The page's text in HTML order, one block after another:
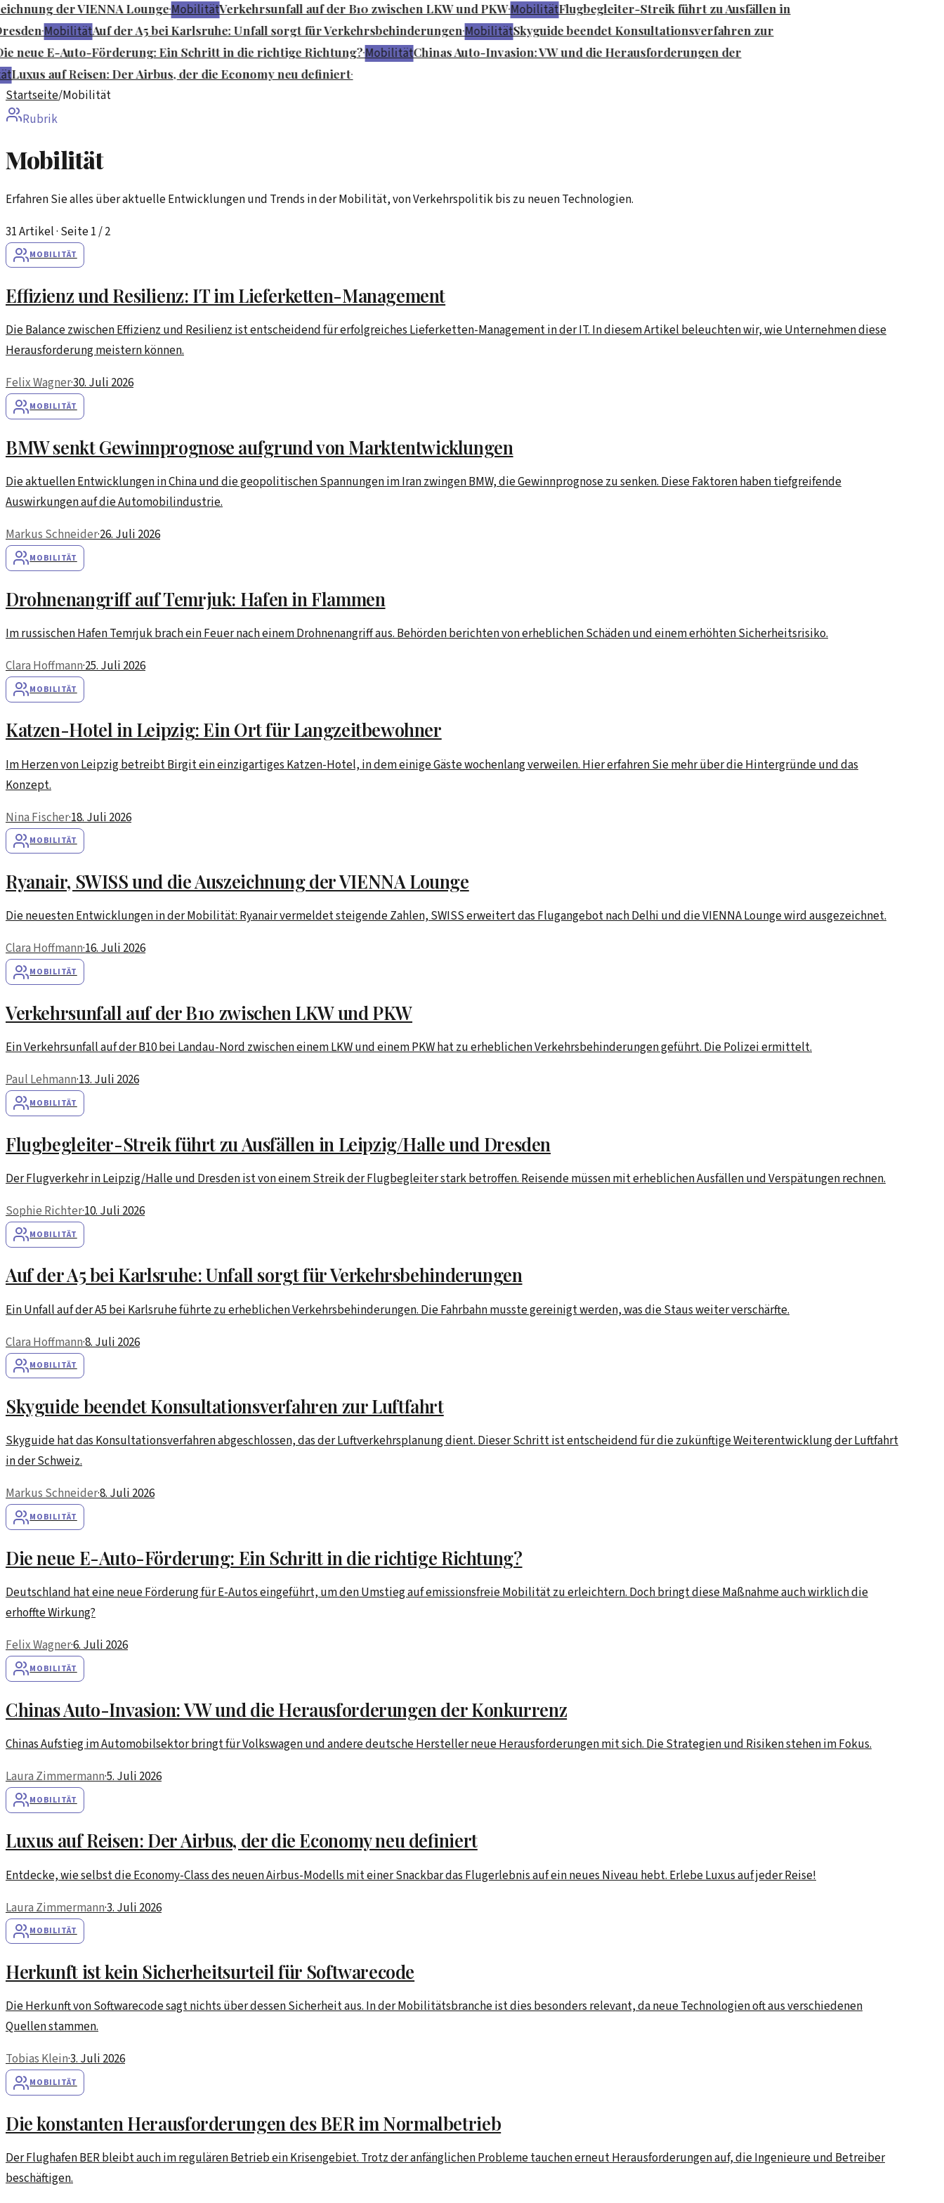
der VIENNA Lounge·MobilitätVerkehrsunfall auf der B10 zwischen LKW und PKW·MobilitätFlugbegleiter-Streik führt zu Ausfällen in
·MobilitätAuf der A5 bei Karlsruhe: Unfall sorgt für Verkehrsbehinderungen·MobilitätSkyguide beendet Konsultationsverfahren zur
neue E-Auto-Förderung: Ein Schritt in die richtige Richtung?·MobilitätChinas Auto-Invasion: VW und die Herausforderungen der
Luxus auf Reisen: Der Airbus, der die Economy neu definiert·
Startseite/Mobilität
Rubrik
Mobilität
Erfahren Sie alles über aktuelle Entwicklungen und Trends in der Mobilität, von Verkehrspolitik bis zu neuen Technologien.
31Artikel· Seite 1 / 2
MOBILITÄT
Effizienz und Resilienz: IT im Lieferketten-Management
Die Balance zwischen Effizienz und Resilienz ist entscheidend für erfolgreiches Lieferketten-Management in der IT. In diesem Artikel beleuchten wir, wie Unternehmen diese
Herausforderung meistern können.
Felix Wagner·30. Juli 2026
MOBILITÄT
BMW senkt Gewinnprognose aufgrund von Marktentwicklungen
Die aktuellen Entwicklungen in China und die geopolitischen Spannungen im Iran zwingen BMW, die Gewinnprognose zu senken. Diese Faktoren haben tiefgreifende
Auswirkungen auf die Automobilindustrie.
Markus Schneider·26. Juli 2026
MOBILITÄT
Drohnenangriff auf Temrjuk: Hafen in Flammen
Im russischen Hafen Temrjuk brach ein Feuer nach einem Drohnenangriff aus. Behörden berichten von erheblichen Schäden und einem erhöhten Sicherheitsrisiko.
Clara Hoffmann·25. Juli 2026
MOBILITÄT
Katzen-Hotel in Leipzig: Ein Ort für Langzeitbewohner
Im Herzen von Leipzig betreibt Birgit ein einzigartiges Katzen-Hotel, in dem einige Gäste wochenlang verweilen. Hier erfahren Sie mehr über die Hintergründe und das
Konzept.
Nina Fischer·18. Juli 2026
MOBILITÄT
Ryanair, SWISS und die Auszeichnung der VIENNA Lounge
Die neuesten Entwicklungen in der Mobilität: Ryanair vermeldet steigende Zahlen, SWISS erweitert das Flugangebot nach Delhi und die VIENNA Lounge wird ausgezeichnet.
Clara Hoffmann·16. Juli 2026
MOBILITÄT
Verkehrsunfall auf der B10 zwischen LKW und PKW
Ein Verkehrsunfall auf der B10 bei Landau-Nord zwischen einem LKW und einem PKW hat zu erheblichen Verkehrsbehinderungen geführt. Die Polizei ermittelt.
Paul Lehmann·13. Juli 2026
MOBILITÄT
Flugbegleiter-Streik führt zu Ausfällen in Leipzig/Halle und Dresden
Der Flugverkehr in Leipzig/Halle und Dresden ist von einem Streik der Flugbegleiter stark betroffen. Reisende müssen mit erheblichen Ausfällen und Verspätungen rechnen.
Sophie Richter·10. Juli 2026
MOBILITÄT
Auf der A5 bei Karlsruhe: Unfall sorgt für Verkehrsbehinderungen
Ein Unfall auf der A5 bei Karlsruhe führte zu erheblichen Verkehrsbehinderungen. Die Fahrbahn musste gereinigt werden, was die Staus weiter verschärfte.
Clara Hoffmann·8. Juli 2026
MOBILITÄT
Skyguide beendet Konsultationsverfahren zur Luftfahrt
Skyguide hat das Konsultationsverfahren abgeschlossen, das der Luftverkehrsplanung dient. Dieser Schritt ist entscheidend für die zukünftige Weiterentwicklung der Luftfahrt
in der Schweiz.
Markus Schneider·8. Juli 2026
MOBILITÄT
Die neue E-Auto-Förderung: Ein Schritt in die richtige Richtung?
Deutschland hat eine neue Förderung für E-Autos eingeführt, um den Umstieg auf emissionsfreie Mobilität zu erleichtern. Doch bringt diese Maßnahme auch wirklich die
erhoffte Wirkung?
Felix Wagner·6. Juli 2026
MOBILITÄT
Chinas Auto-Invasion: VW und die Herausforderungen der Konkurrenz
Chinas Aufstieg im Automobilsektor bringt für Volkswagen und andere deutsche Hersteller neue Herausforderungen mit sich. Die Strategien und Risiken stehen im Fokus.
Laura Zimmermann·5. Juli 2026
MOBILITÄT
Luxus auf Reisen: Der Airbus, der die Economy neu definiert
Entdecke, wie selbst die Economy-Class des neuen Airbus-Modells mit einer Snackbar das Flugerlebnis auf ein neues Niveau hebt. Erlebe Luxus auf jeder Reise!
Laura Zimmermann·3. Juli 2026
MOBILITÄT
Herkunft ist kein Sicherheitsurteil für Softwarecode
Die Herkunft von Softwarecode sagt nichts über dessen Sicherheit aus. In der Mobilitätsbranche ist dies besonders relevant, da neue Technologien oft aus verschiedenen
Quellen stammen.
Tobias Klein·3. Juli 2026
MOBILITÄT
Die konstanten Herausforderungen des BER im Normalbetrieb
Der Flughafen BER bleibt auch im regulären Betrieb ein Krisengebiet. Trotz der anfänglichen Probleme tauchen erneut Herausforderungen auf, die Ingenieure und Betreiber
beschäftigen.